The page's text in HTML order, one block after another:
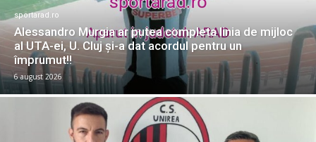
sportarad.ro
Alessandro Murgia ar putea completa linia de mijloc
al UTA-ei, U. Cluj și-a dat acordul pentru un
împrumut!!
6 august 2026